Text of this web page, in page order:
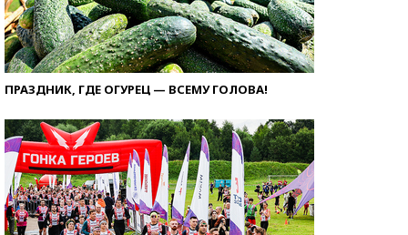
ПРАЗДНИК, ГДЕ ОГУРЕЦ — ВСЕМУ ГОЛОВА!